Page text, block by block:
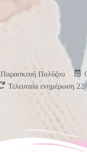
Παρασκευή Πολύζου
Τελευταία ενημέρωση